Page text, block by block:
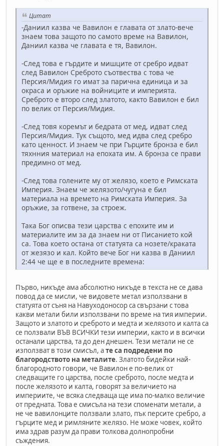
Цитат
-Даниил казва че Вавилон е главата от злато-вече
знаем това защото по самото време на Вавилон,
Даниил казва че главата е тя, Вавилон.
-След това е гърдите и мишците от сребро идват
след Вавилон Среброто съотвества с това че
Персия/Мидия го имат за парична единица и за
окраса и оръжие на войниците и империята.
Среброто е второ след златото, както Вавилон е бил
по велик от Персия/Мидия.
-След товя коремът и бедрата от мед, идват след
Персия/Мидия. Тук същото, мед идва след сребро
като ценност. И знаем че при Гърците бронза е бил
тяхнния материал на епохата им. А бронза се прави
предимно от мед.
-След това голените му от желязо, което е Римската
Империя. Знаем че желязото/чугуна е бил
материала на времето на Римската Империя. За
оръжие, за готвене, за строеж.
Така Бог описва тези царства с епохите им и
материалите им за да знаем ни от Писанието кой
са. Това което остана от статуята са нозете/краката
от жезязо и кал. Който вече Бог ни казва в Даниил
2:44 че ще е в последните времена:
Първо, никъде ама абсолютно никъде в текста не се дава
повод да се мисли, че видовете метал използвани в
статуята от съня на Навуходоносор са свързани с това
какви метали били използвани по време на тия империи.
Защото и златото и среброто и медта и желязото и калта са
се ползвали ВЪВ ВСИЧКИ тези империи, както и в всички
останали царства, та до ден днешен. Тези метали не се
използват в този смисъл, ате са подредени по
благородството на металите. Златото бидейки най-
благородното говори, че Вавилон е по-велик от
следващите го царства, после среброто, после медта и
после желязото и калта, говорят за величието на
империите, че всяка следваща ще има по-малко величие
от предната. Това е смисъла на тези споменати метали, а
не че вавилонците ползвали злато, пък персите сребро, а
гърците мед и римляните желязо. Не може човек, който
има здрав разум да прави толкова долнопробни
съждения.